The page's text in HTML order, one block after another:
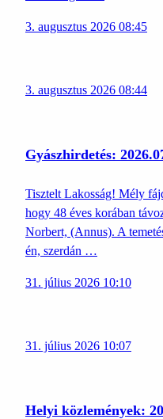
3. augusztus 2026 08:45
3. augusztus 2026 08:44
Gyászhirdetés:
Tisztelt Lakosság! Mély
hogy 48 éves korában
Norbert, (Annus). A
én, szerdán …
31. július 2026 10:10
31. július 2026 10:07
Helyi közlemények: